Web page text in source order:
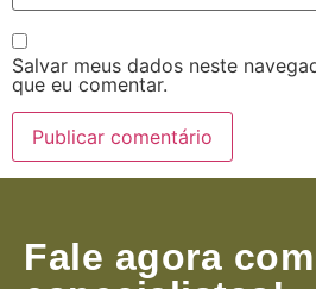
Salvar meus dados neste
que eu comentar.
Fale agora